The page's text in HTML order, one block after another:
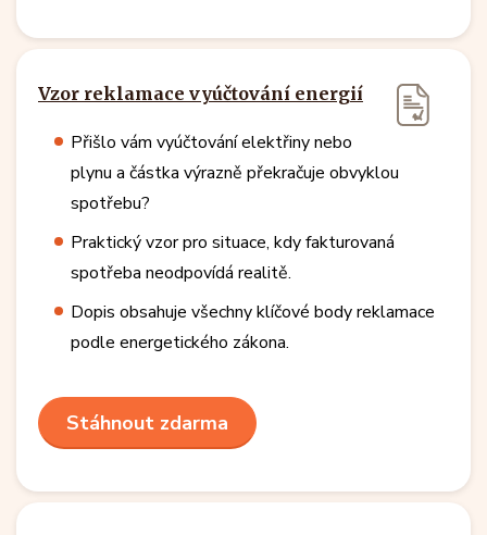
Vzor reklamace vyúčtování energií
Přišlo vám vyúčtování elektřiny nebo
plynu a částka výrazně překračuje obvyklou
spotřebu?
Praktický vzor pro situace, kdy fakturovaná
spotřeba neodpovídá realitě.
Dopis obsahuje všechny klíčové body reklamace
podle energetického zákona.
Stáhnout zdarma